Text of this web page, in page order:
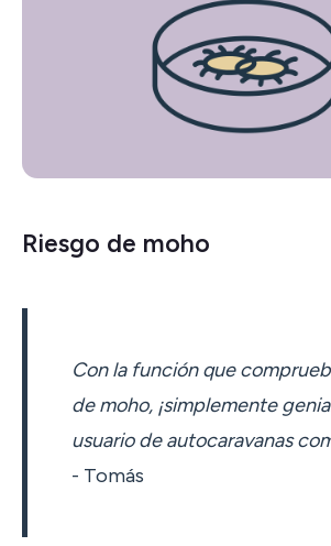
Riesgo de moho
Con la función que
de moho, ¡simplemente
usuario de autocaravanas
- Tomás